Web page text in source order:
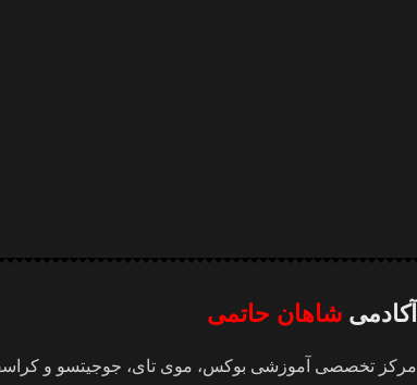
آکادمی شاهان حاتمی
مرکز تخصصی آموزشی بوکس، موی تای، جوجیتسو و